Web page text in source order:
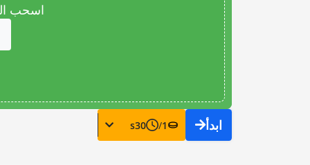
اسحب
ابدأ 1
/
30
s